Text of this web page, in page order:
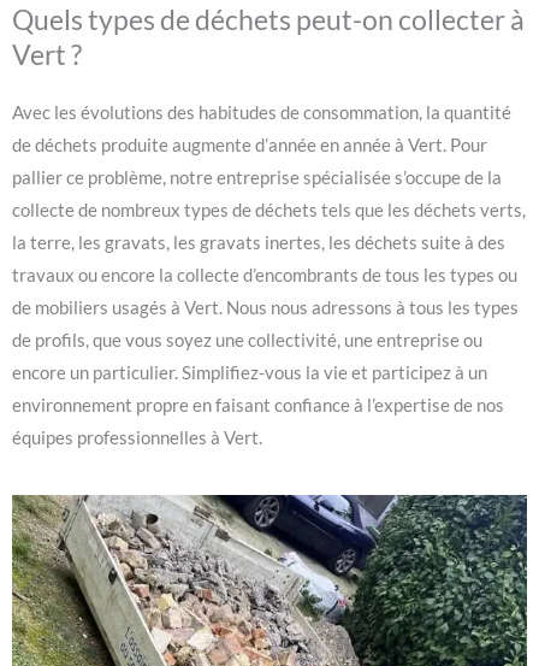
Quels types de déchets peut-on collecter à
Vert ?
Avec les évolutions des habitudes de consommation, la quantité
de déchets produite augmente d’année en année à Vert. Pour
pallier ce problème, notre entreprise spécialisée s’occupe de la
collecte de nombreux types de déchets tels que les déchets verts,
la terre, les gravats, les gravats inertes, les déchets suite à des
travaux ou encore la collecte d’encombrants de tous les types ou
de mobiliers usagés à Vert. Nous nous adressons à tous les types
de profils, que vous soyez une collectivité, une entreprise ou
encore un particulier. Simplifiez-vous la vie et participez à un
environnement propre en faisant confiance à l’expertise de nos
équipes professionnelles à Vert.